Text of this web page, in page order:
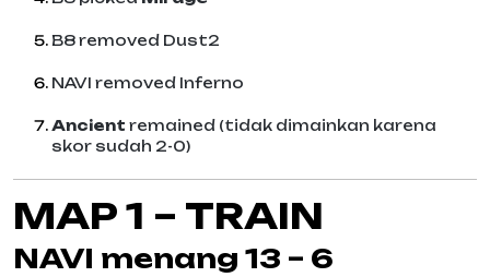
B8 removed Dust2
NAVI removed Inferno
Ancient remained (tidak dimainkan karena
skor sudah 2-0)
MAP 1 – TRAIN
NAVI menang 13 – 6